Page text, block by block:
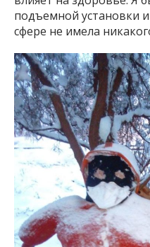
подъемной установки
сфере не имела